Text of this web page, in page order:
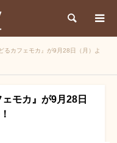
検索
るカフェモカ』が9月28日（月）よ
モカ』が9月28日